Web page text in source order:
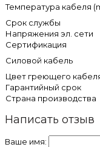
Температура кабеля
Срок службы
Напряжения эл. сети
Сертификация
Силовой кабель
Цвет греющего
Гарантийный срок
Страна производства
Написать отзыв
Ваше имя: